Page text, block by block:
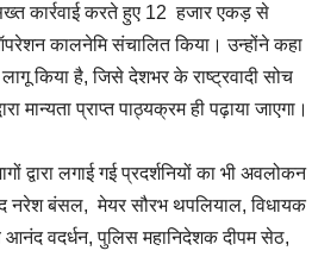
कार्रवाई करते हुए 12 हजार एकड़ से
कालनेमि संचालित किया। उन्होंने कहा
किया है, जिसे देशभर के राष्ट्रवादी सोच
मान्यता प्राप्त पाठ्यक्रम ही पढ़ाया जाएगा।
लगाई गई प्रदर्शनियों का भी अवलोकन
नरेश बंसल, मेयर सौरभ थपलियाल, विधायक
आनंद वदर्धन, पुलिस महानिदेशक दीपम सेठ,